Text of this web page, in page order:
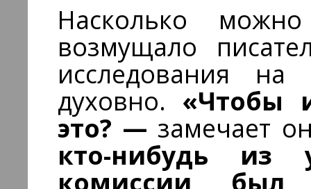
Насколько
возмущало
исследования на
духовно. «Чтобы
это? — замечает
кто-нибудь из